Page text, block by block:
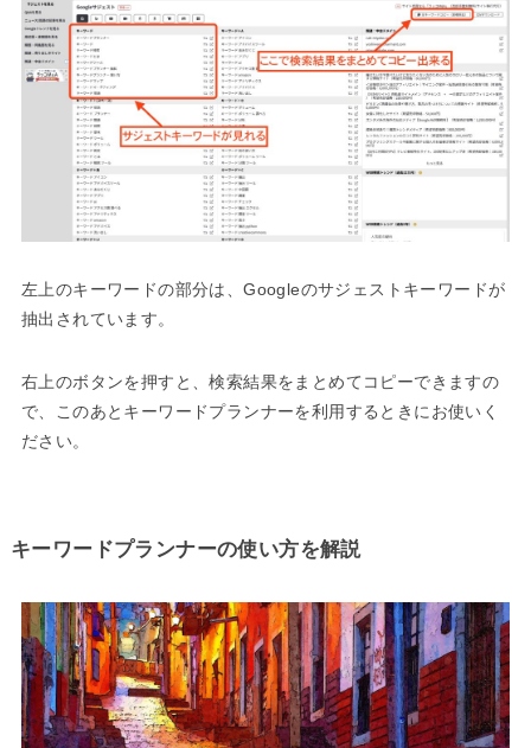
左上のキーワードの部分は、Googleのサジェストキーワードが
抽出されています。
右上のボタンを押すと、検索結果をまとめてコピーできますの
で、このあとキーワードプランナーを利用するときにお使いく
ださい。
キーワードプランナーの使い方を解説